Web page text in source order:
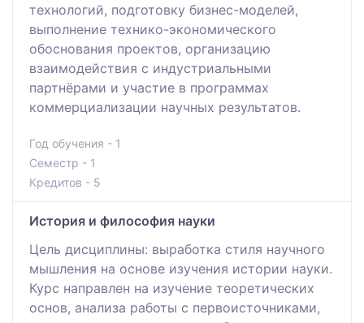
технологий, подготовку бизнес-моделей,
выполнение технико-экономического
обоснования проектов, организацию
взаимодействия с индустриальными
партнёрами и участие в программах
коммерциализации научных результатов.
Год обучения - 1
Семестр - 1
Кредитов - 5
История и философия науки
Цель дисциплины: выработка стиля научного
мышления на основе изучения истории науки.
Курс направлен на изучение теоретических
основ, анализа работы c первоисточниками,